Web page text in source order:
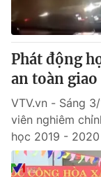
Phát động
an toàn
VTV.vn - Sáng
viên nghiêm
học 2019 -